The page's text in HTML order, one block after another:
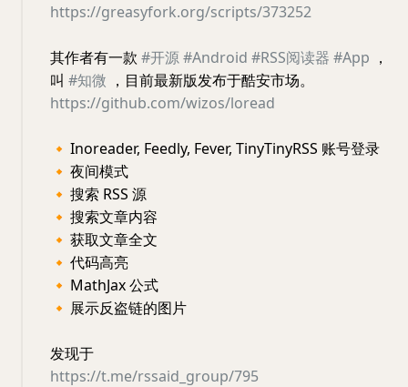
https://greasyfork.org/scripts/373252
其作者有一款 #开源#Android #RSS阅读器 #App ，
叫 #知微 ，目前最新版发布于酷安市场。
https://github.com/wizos/loread
🔸 Inoreader, Feedly, Fever, TinyTinyRSS 账号登录
🔸 夜间模式
🔸 搜索 RSS 源
🔸 搜索文章内容
🔸 获取文章全文
🔸 代码高亮
🔸 MathJax 公式
🔸 展示反盗链的图片
发现于
https://t.me/rssaid_group/795